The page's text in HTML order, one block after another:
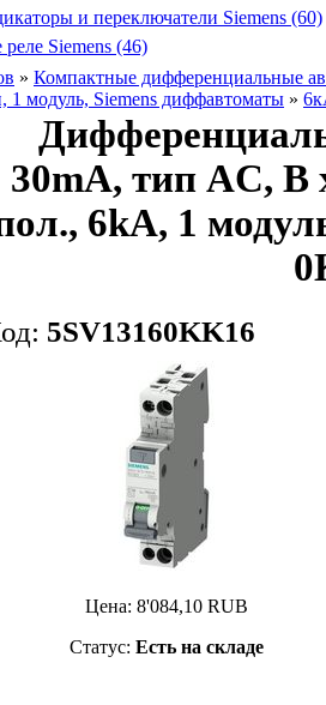
и переключатели Siemens (60)
Siemens (46)
» Компактные дифференциальные
1 модуль, Siemens диффавтоматы »
30mA, тип AC, B
6kA, 1
5SV13160KK16
Цена: 8'084,10RUB
Статус: Есть на складе